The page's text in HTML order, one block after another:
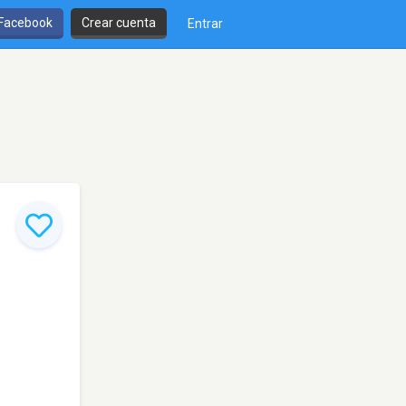
Crear cuenta Entrar